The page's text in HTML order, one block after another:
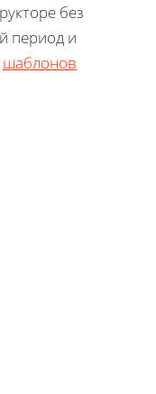
без
период и
шаблонов